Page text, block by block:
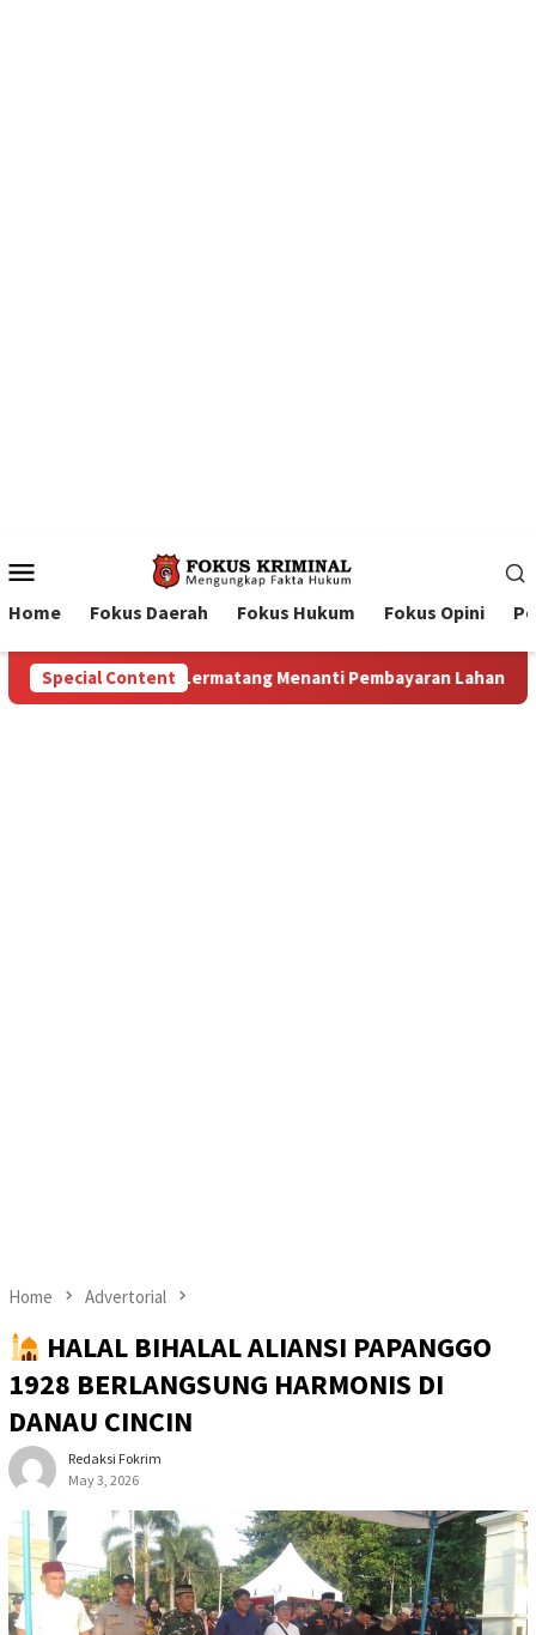
Menu
Home Fokus Daerah Fokus Hukum Fokus Opini
Special Content
Lahan: Antara Dugaan Konspirasi dan Bayang-Bayang
Home Advertorial
HALAL BIHALAL ALIANSI PAPANGGO
1928 BERLANGSUNG HARMONIS DI
DANAU CINCIN
Redaksi Fokrim
May 3, 2026